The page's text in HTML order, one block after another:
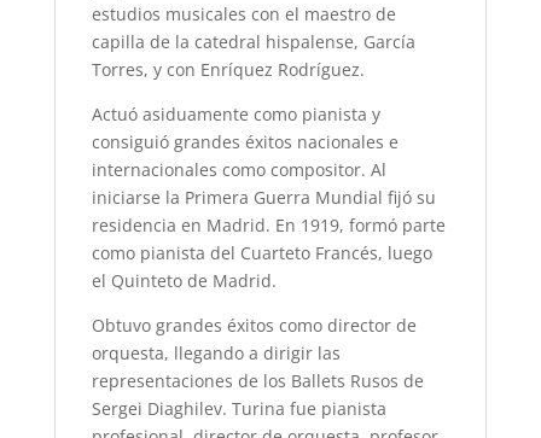
estudios musicales con el maestro de
capilla de la catedral hispalense, García
Torres, y con Enríquez Rodríguez.
Actuó asiduamente como pianista y
consiguió grandes éxitos nacionales e
internacionales como compositor. Al
iniciarse la Primera Guerra Mundial fijó su
residencia en Madrid. En 1919, formó parte
como pianista del Cuarteto Francés, luego
el Quinteto de Madrid.
Obtuvo grandes éxitos como director de
orquesta, llegando a dirigir las
representaciones de los Ballets Rusos de
Sergei Diaghilev. Turina fue pianista